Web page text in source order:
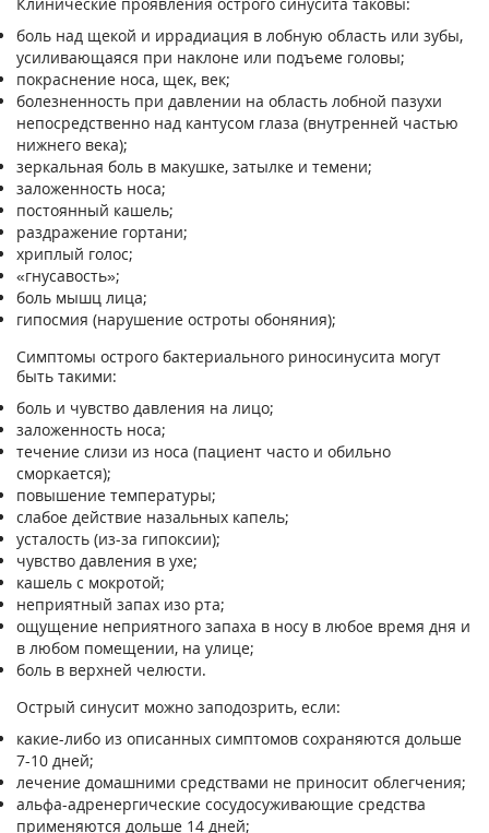
боль над щекой и иррадиация в лобную область или зубы,
усиливающаяся при наклоне или подъеме головы;
покраснение носа, щек, век;
болезненность при давлении на область лобной пазухи
непосредственно над кантусом глаза (внутренней частью
нижнего века);
зеркальная боль в макушке, затылке и темени;
заложенность носа;
постоянный кашель;
раздражение гортани;
хриплый голос;
«гнусавость»;
боль мышц лица;
гипосмия (нарушение остроты обоняния);
Симптомы острого бактериального риносинусита могут
быть такими:
боль и чувство давления на лицо;
заложенность носа;
течение слизи из носа (пациент часто и обильно
сморкается);
повышение температуры;
слабое действие назальных капель;
усталость (из-за гипоксии);
чувство давления в ухе;
кашель с мокротой;
неприятный запах изо рта;
ощущение неприятного запаха в носу в любое время дня и
в любом помещении, на улице;
боль в верхней челюсти.
Острый синусит можно заподозрить, если:
какие-либо из описанных симптомов сохраняются дольше
7-10 дней;
лечение домашними средствами не приносит облегчения;
альфа-адренергические сосудосуживающие средства
применяются дольше 14 дней;